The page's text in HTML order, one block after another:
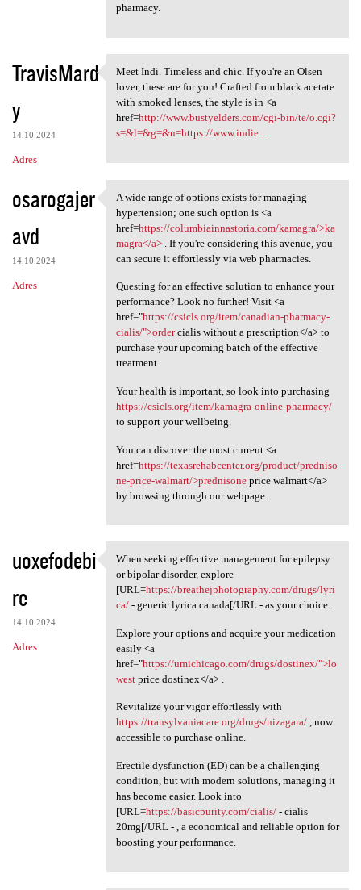
pharmacy.
TravisMard
y
14.10.2024
Adres
Meet Indi. Timeless and chic.
Meet Indi. Timeless and chic. If you're an Olsen
lover, these are for you! Crafted from black acetate
with smoked lenses, the style is in <a
href=http://www.bustyelders.com/cgi-bin/te/o.cgi?
s=&l=&g=&u=https://www.indie...
osarogajer
avd
14.10.2024
Adres
A wide range of options
A wide range of options exists for managing
hypertension; one such option is <a
href=https://columbiainnastoria.com/kamagra/>ka
magra</a>. If you're considering this avenue, you
can secure it effortlessly via web pharmacies.
Questing for an effective solution to enhance your
performance? Look no further! Visit <a
href="https://csicls.org/item/canadian-pharmacy-
cialis/">ordercialis without a prescription</a> to
purchase your upcoming batch of the effective
treatment.
Your health is important, so look into purchasing
https://csicls.org/item/kamagra-online-pharmacy/
to support your wellbeing.
You can discover the most current <a
href=https://texasrehabcenter.org/product/predniso
ne-price-walmart/>prednisoneprice walmart</a>
by browsing through our webpage.
uoxefodebi
re
14.10.2024
Adres
When seeking effective
When seeking effective management for epilepsy
or bipolar disorder, explore
[URL=https://breathejphotography.com/drugs/lyri
ca/- generic lyrica canada[/URL - as your choice.
Explore your options and acquire your medication
easily <a
href="https://umichicago.com/drugs/dostinex/">lo
westprice dostinex</a> .
Revitalize your vigor effortlessly with
https://transylvaniacare.org/drugs/nizagara/, now
accessible to purchase online.
Erectile dysfunction (ED) can be a challenging
condition, but with modern solutions, managing it
has become easier. Look into
[URL=https://basicpurity.com/cialis/- cialis
20mg[/URL - , a economical and reliable option for
boosting your performance.